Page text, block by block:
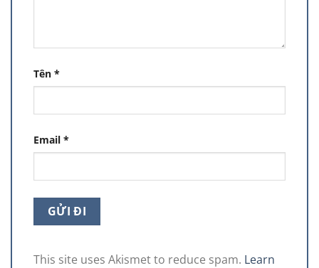
Tên *
Email *
This site uses Akismet to reduce spam. Learn